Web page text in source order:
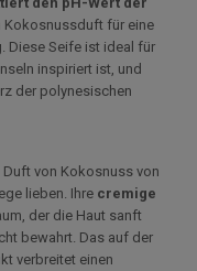
Kokosnussduft für eine
Diese Seife ist ideal für
inspiriert ist, und
der polynesischen
Duft von Kokosnuss von
lieben. Ihre cremige
der die Haut sanft
bewahrt. Das auf der
verbreitet einen